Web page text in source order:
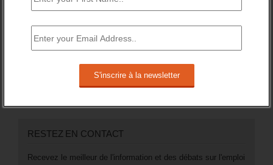
emploi et tenus de rechercher un emploi) a augmenté de
106 200 (soit +3,5%).
Plus généralement, le nombre des inscrits tenus de
rechercher un emploi (A, B ou C) aura augmenté de 97 200
RESTEZ EN CONTACT
Recevez le meilleur de l'information et des débats sur l'emploi